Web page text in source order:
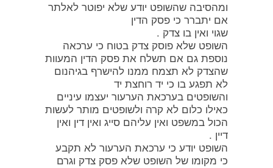
ומהסיבה שהשופט יודע שלא יפוטר לאלתר
אם יתברר כי פסק הדין
שגוי ואין בו צדק .
השופט שלא פוסק צדק בטוח כי ערכאה
נוספת גם אם תשלח את פסק הדין המעוות
שהצדק לא תצמח ממנו להישרף בגיהנום
לא תפגע בו כי יד רוחצת יד
והשופטים בערכאת הערעור יעצמו עיניים
כאילו כלום לא קרה ולשופטים מותר לעשות
הכול במשפט ואין עליהם סייג ואין דין ואין
דיין .
השופט יודע כי ערכאת הערעור לא תקבע
כי מקומו של השופט שלא פסק צדק וגרם